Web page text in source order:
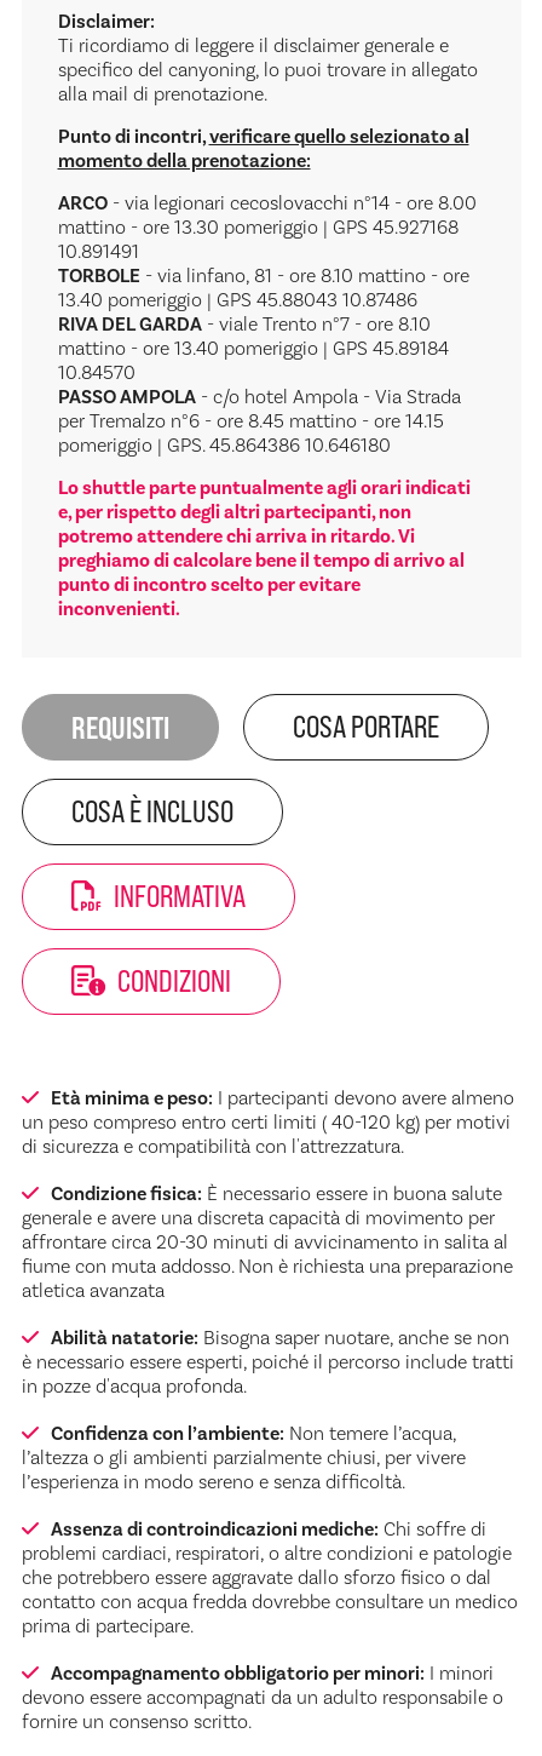
Disclaimer:
Ti ricordiamo di leggere il disclaimer generale e
specifico del canyoning, lo puoi trovare in allegato
alla mail di prenotazione.
Punto di incontri,verificare quello selezionato al
momento della prenotazione:
ARCO- via legionari cecoslovacchi n°14 - ore 8.00
mattino - ore 13.30 pomeriggio | GPS 45.927168
10.891491
TORBOLE - via linfano, 81 - ore 8.10 mattino - ore
13.40 pomeriggio | GPS 45.88043 10.87486
RIVA DEL GARDA- viale Trento n°7 - ore 8.10
mattino - ore 13.40 pomeriggio | GPS 45.89184
10.84570
PASSO AMPOLA- c/o hotel Ampola - Via Strada
per Tremalzo n°6 - ore 8.45 mattino - ore 14.15
pomeriggio | GPS. 45.864386 10.646180
Lo shuttle parte puntualmente agli orari indicati
e, per rispetto degli altri partecipanti, non
potremo attendere chi arriva in ritardo. Vi
preghiamo di calcolare bene il tempo di arrivo al
punto di incontro scelto per evitare
inconvenienti.
REQUISITI COSA PORTARE
COSA È INCLUSO
INFORMATIVA
CONDIZIONI
Età minima e peso: I partecipanti devono avere almeno
un peso compreso entro certi limiti ( 40-120 kg) per motivi
di sicurezza e compatibilità con l'attrezzatura.
Condizione fisica: È necessario essere in buona salute
generale e avere una discreta capacità di movimento per
affrontare circa 20-30 minuti di avvicinamento in salita al
fiume con muta addosso. Non è richiesta una preparazione
atletica avanzata
Abilità natatorie: Bisogna saper nuotare, anche se non
è necessario essere esperti, poiché il percorso include tratti
in pozze d'acqua profonda.
Confidenza con l’ambiente: Non temere l’acqua,
l’altezza o gli ambienti parzialmente chiusi, per vivere
l’esperienza in modo sereno e senza difficoltà.
Assenza di controindicazioni mediche: Chi soffre di
problemi cardiaci, respiratori, o altre condizioni e patologie
che potrebbero essere aggravate dallo sforzo fisico o dal
contatto con acqua fredda dovrebbe consultare un medico
prima di partecipare.
Accompagnamento obbligatorio per minori: I minori
devono essere accompagnati da un adulto responsabile o
fornire un consenso scritto.